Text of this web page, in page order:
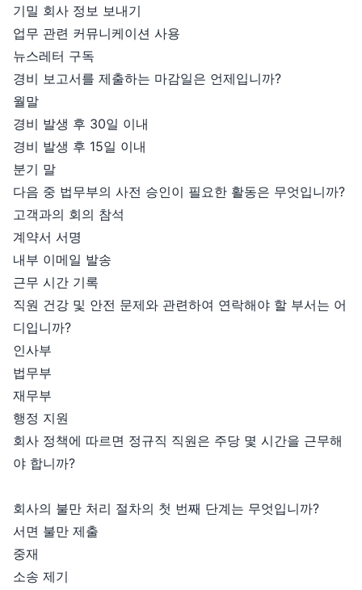
기밀 회사 정보 보내기
업무 관련 커뮤니케이션 사용
뉴스레터 구독
경비 보고서를 제출하는 마감일은 언제입니까?
월말
경비 발생 후 30일 이내
경비 발생 후 15일 이내
분기 말
다음 중 법무부의 사전 승인이 필요한 활동은 무엇입니까?
고객과의 회의 참석
계약서 서명
내부 이메일 발송
근무 시간 기록
직원 건강 및 안전 문제와 관련하여 연락해야 할 부서는 어
디입니까?
인사부
법무부
재무부
행정 지원
회사 정책에 따르면 정규직 직원은 주당 몇 시간을 근무해
야 합니까?
회사의 불만 처리 절차의 첫 번째 단계는 무엇입니까?
서면 불만 제출
중재
소송 제기